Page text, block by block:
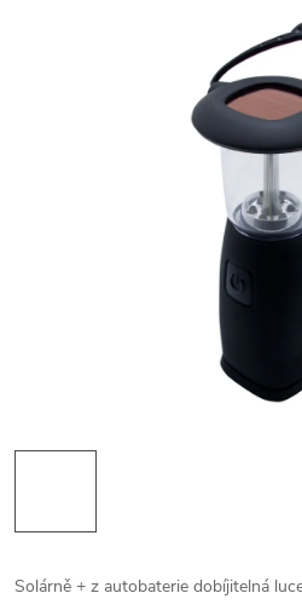
Solárně + z autobaterie dobíjitelná